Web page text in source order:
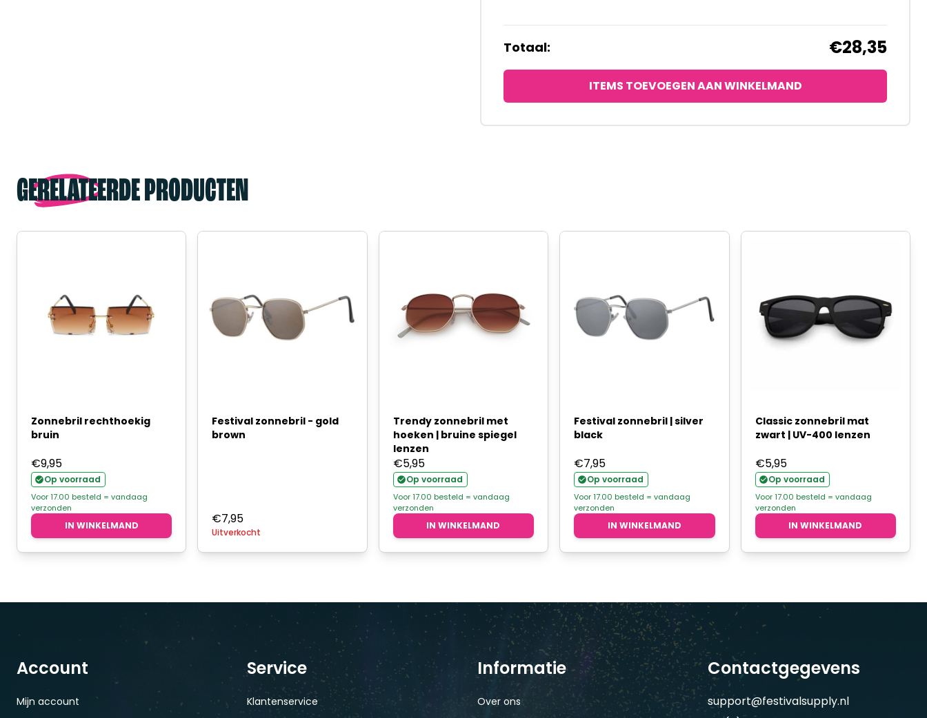
Totaal: €28,35
ITEMS TOEVOEGEN AAN WINKELMAND
GERELATEERDE PRODUCTEN
Zonnebril rechthoekig
bruin
€9,95
Op voorraad
Voor 17.00 besteld = vandaag
verzonden
IN WINKELMAND
Festival zonnebril - gold
brown
€7,95
Uitverkocht
Trendy zonnebril met
hoeken | bruine spiegel
lenzen
€5,95
Op voorraad
Voor 17.00 besteld = vandaag
verzonden
IN WINKELMAND
Festival zonnebril | silver
black
€7,95
Op voorraad
Voor 17.00 besteld = vandaag
verzonden
IN WINKELMAND
Classic zonnebril mat
zwart | UV-400 lenzen
€5,95
Op voorraad
Voor 17.00 besteld = vandaag
verzonden
IN WINKELMAND
Account
Mijn account
Service
Klantenservice
Informatie
Over ons
Contactgegevens
support@festivalsupply.nl